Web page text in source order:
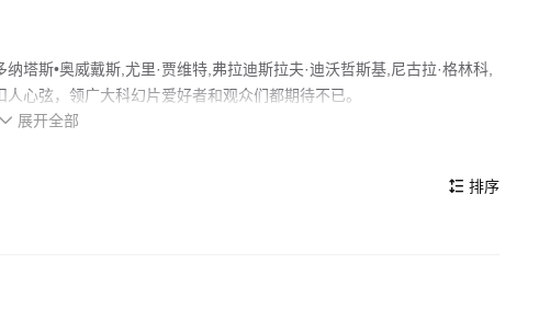
塔斯•奥威戴斯,尤里·贾维特,弗拉迪斯拉夫·迪沃哲斯基,尼古拉·格林科,
心弦，领广大科幻片爱好者和观众们都期待不已。
星之前来到儿时的父母家与当年的索拉瑞斯飞行员亨利•伯顿（Vladislav
到达索拉瑞斯星附近的太空站后，对科学家奇巴瑞安博士（Sos
哈莉（Natalya Bondarchuk 饰）竟突然出现。惊慌失措的凯尔文与太空
扰，不明就里…… 本片被提名1972年戛纳电影节金棕榈奖，并获同
，在演员表现和剧情架构上也都有不错的亮点，剧情紧凑，角色塑造
 展开全部
 排序